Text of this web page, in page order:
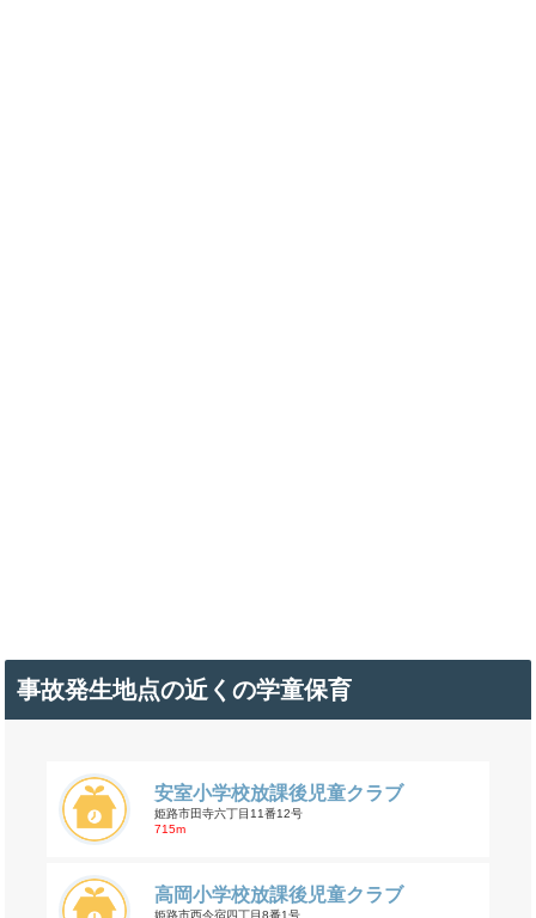
事故発生地点の近くの学童保育
安室小学校放課後児童クラブ
姫路市田寺六丁目11番12号
715m
高岡小学校放課後児童クラブ
姫路市西今宿四丁目8番1号